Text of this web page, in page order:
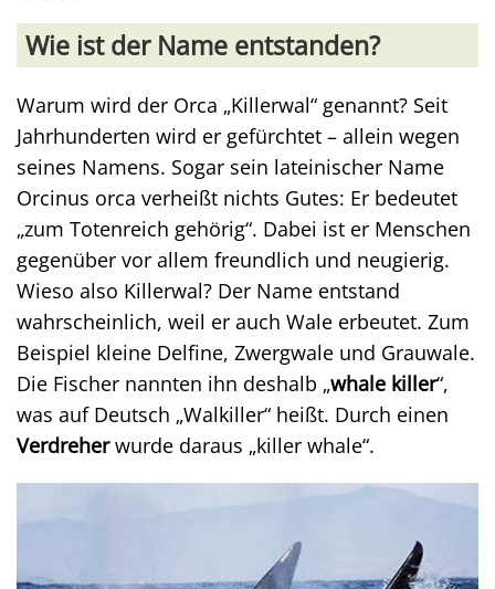
Wie ist der Name entstanden?
Warum wird der Orca „Killerwal“ genannt? Seit
Jahrhunderten wird er gefürchtet – allein wegen
seines Namens. Sogar sein lateinischer Name
Orcinus orca verheißt nichts Gutes: Er bedeutet
„zum Totenreich gehörig“. Dabei ist er Menschen
gegenüber vor allem freundlich und neugierig.
Wieso also Killerwal? Der Name entstand
wahrscheinlich, weil er auch Wale erbeutet. Zum
Beispiel kleine Delfine, Zwergwale und Grauwale.
Die Fischer nannten ihn deshalb „whale killer“,
was auf Deutsch „Walkiller“ heißt. Durch einen
Verdreherwurde daraus „killer whale“.